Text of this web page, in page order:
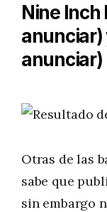
Nine Inch
anunciar)
anunciar)
Otras de las
sabe que
sin embargo